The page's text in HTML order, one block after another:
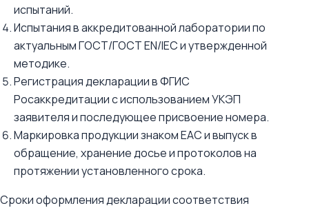
испытаний.
Испытания в аккредитованной лаборатории по
актуальным ГОСТ/ГОСТ EN/IEC и утвержденной
методике.
Регистрация декларации в ФГИС
Росаккредитации с использованием УКЭП
заявителя и последующее присвоение номера.
Маркировка продукции знаком ЕАС и выпуск в
обращение, хранение досье и протоколов на
протяжении установленного срока.
Сроки оформления декларации соответствия